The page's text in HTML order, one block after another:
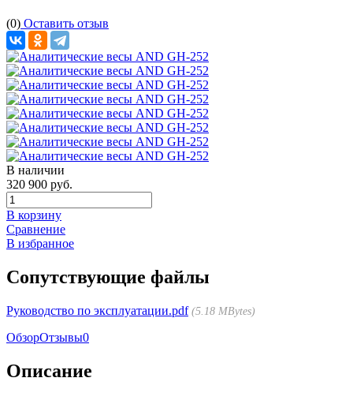
(0) Оставить отзыв
В наличии
320 900 руб.
В корзину
Сравнение
В избранное
Сопутствующие файлы
Руководство по эксплуатации.pdf 5.18 MBytes
ОбзорОтзывы0
Описание